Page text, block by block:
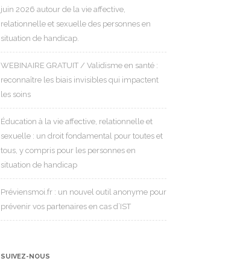
juin 2026 autour de la vie affective,
relationnelle et sexuelle des personnes en
situation de handicap.
WEBINAIRE GRATUIT / Validisme en santé :
reconnaître les biais invisibles qui impactent
les soins
Éducation à la vie affective, relationnelle et
sexuelle : un droit fondamental pour toutes et
tous, y compris pour les personnes en
situation de handicap
Préviensmoi.fr : un nouvel outil anonyme pour
prévenir vos partenaires en cas d’IST
SUIVEZ-NOUS